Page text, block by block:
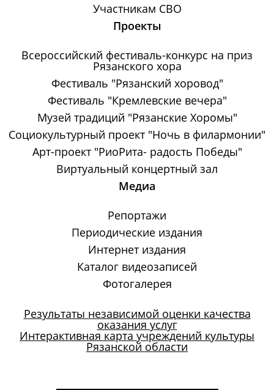
Участникам СВО
Проекты
Всероссийский фестиваль-конкурс на приз
Рязанского хора
Фестиваль "Рязанский хоровод"
Фестиваль "Кремлевские вечера"
Музей традиций "Рязанские Хоромы"
Социокультурный проект "Ночь в филармонии"
Арт-проект "РиоРита- радость Победы"
Виртуальный концертный зал
Медиа
Репортажи
Периодические издания
Интернет издания
Каталог видеозаписей
Фотогалерея
Результаты независимой оценки качества
оказания услуг
Интерактивная карта учреждений культуры
Рязанской области